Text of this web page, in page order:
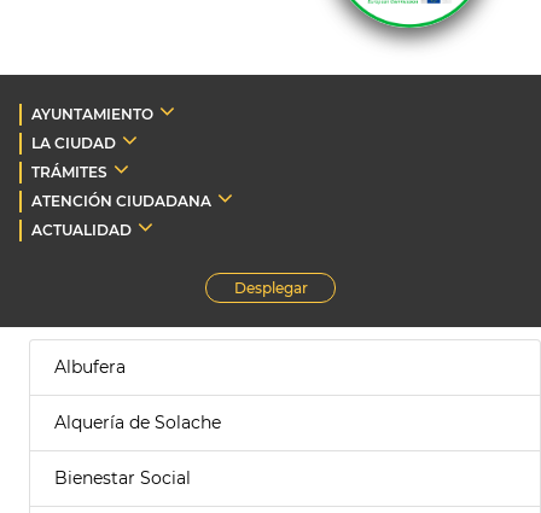
AYUNTAMIENTO
LA CIUDAD
TRÁMITES
ATENCIÓN CIUDADANA
ACTUALIDAD
Desplegar
Albufera
Alquería de Solache
Bienestar Social